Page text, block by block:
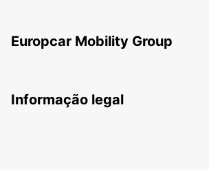
Europcar Mobility Group
Informação legal